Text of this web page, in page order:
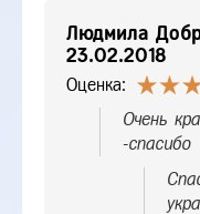
Людмила
23.02.2018
Оценка:
Очень
-спасибо